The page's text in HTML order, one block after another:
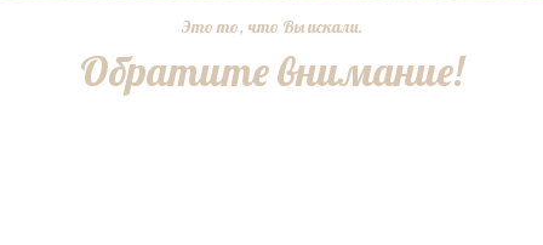
Это то, что Вы искали.
Обратите внимание!